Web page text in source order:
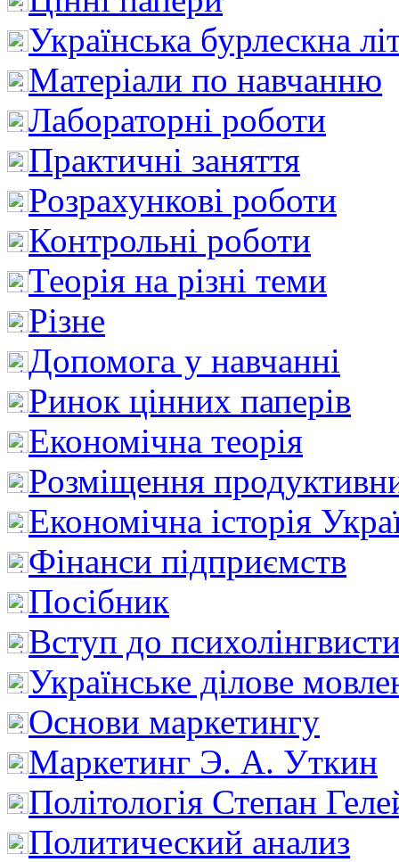
Українська бурлескна
Матеріали по навчанню
Лабораторні роботи
Практичні заняття
Розрахункові роботи
Контрольні роботи
Теорія на різні теми
Різне
Допомога у навчанні
Ринок цінних паперів
Економічна теорія
Розміщення
Економічна історія
Фінанси підприємств
Посібник
Вступ до
Українське ділове
Основи маркетингу
Маркетинг Э. А. Уткин
Політологія Степан
Политический анализ